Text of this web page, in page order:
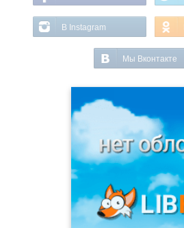
В Instagram
Мы Вконтакте